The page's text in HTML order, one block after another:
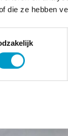
die ze hebben